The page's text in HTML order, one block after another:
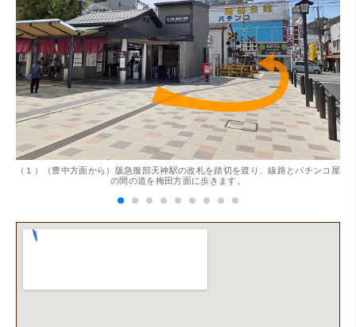
（兵庫県神戸市）別のお店でメール査定した際の1.5倍の金
額を提示いただけたので即決しました。楽器も安心してお
任せできそうです!
（１）（豊中方面から）阪急服部天神駅の改札を踏切を渡り、線路とパチンコ屋
の間の道を梅田方面に歩きます。